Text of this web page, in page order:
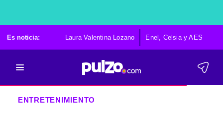
Es noticia: Laura Valentina Lozano Enel, Celsia y AES
ENTRETENIMIENTO